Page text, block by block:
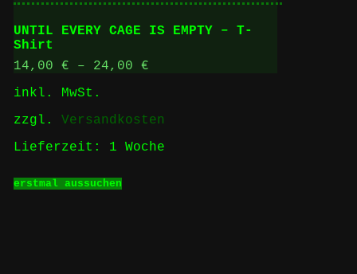
auf.
Die
Optionen
auf
werden
UNTIL EVERY CAGE IS EMPTY – T-
Shirt
14,00 € – 24,00 €
inkl. MwSt.
zzgl. Versandkosten
Lieferzeit: 1 Woche
erstmal aussuchenProdukt